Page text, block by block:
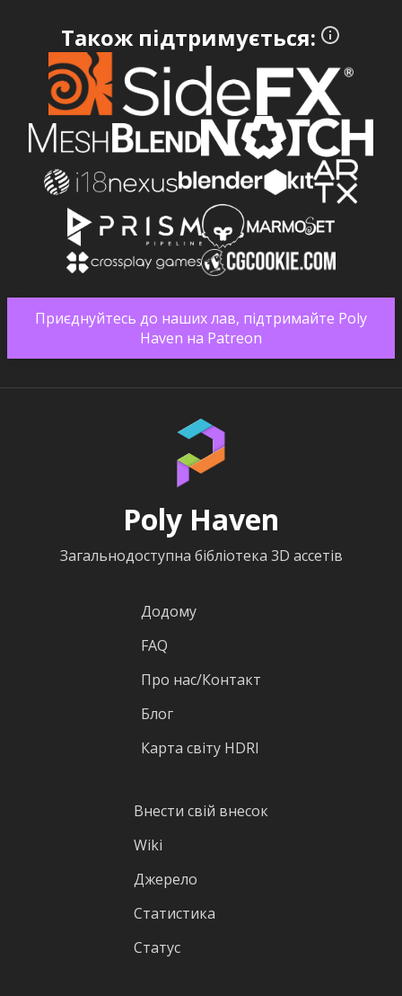
Також підтримується:
Приєднуйтесь до наших лав, підтримайте Poly
Haven на Patreon
Poly Haven
Загальнодоступна бібліотека 3D ассетів
Додому
FAQ
Про нас/Контакт
Блог
Карта світу HDRI
Внести свій внесок
Wiki
Джерело
Статистика
Статус